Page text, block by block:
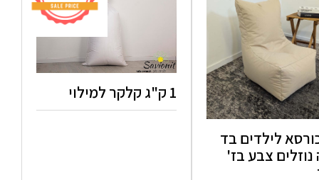
לילדים בד
נוזלים צבע בז'
1 ק"ג קלקר למילוי